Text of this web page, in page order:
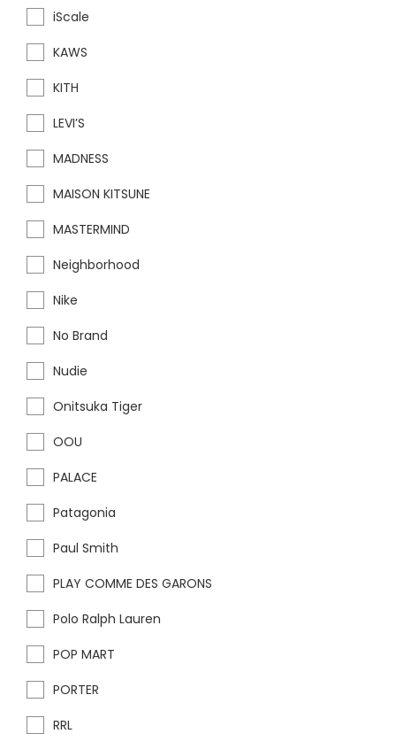
iScale
KAWS
KITH
LEVI’S
MADNESS
MAISON KITSUNE
MASTERMIND
Neighborhood
Nike
No Brand
Nudie
Onitsuka Tiger
OOU
PALACE
Patagonia
Paul Smith
PLAY COMME DES GARONS
Polo Ralph Lauren
POP MART
PORTER
RRL